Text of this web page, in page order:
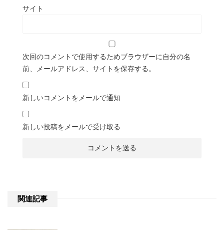
サイト
次回のコメントで使用するためブラウザーに自分の名
前、メールアドレス、サイトを保存する。
新しいコメントをメールで通知
新しい投稿をメールで受け取る
関連記事